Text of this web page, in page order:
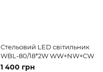
Стельовий LED світильник
WBL-80/18*2W WW+NW+CW
1 400 грн